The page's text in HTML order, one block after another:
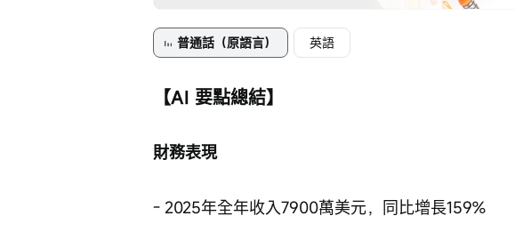
普通話（原語言） 英語
【AI 要點總結】
財務表現
- 2025年全年收入7900萬美元，同比增長159%